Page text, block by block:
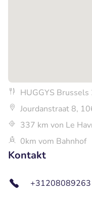
HUGGYS
Jourdanstraat 8,
337 km von Le
0km vom Bahnhof
Kontakt
+31208089263